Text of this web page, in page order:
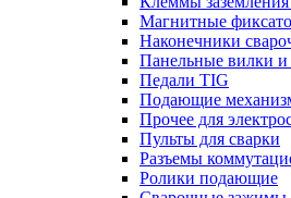
Магнитные
Наконечники
Панельные вилки и
Педали TIG
Подающие
Прочее для
Пульты для сварки
Разъемы
Ролики подающие